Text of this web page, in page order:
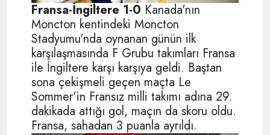
Fransa-İngiltere 1-0 Kanada'nın
Moncton kentindeki Moncton
Stadyumu'nda oynanan günün ilk
karşılaşmasında F Grubu takımları Fransa
ile İngiltere karşı karşıya geldi. Baştan
sona çekişmeli geçen maçta Le
Sommer'in Fransız milli takımı adına 29.
dakikada attığı gol, maçın da skoru oldu.
Fransa, sahadan 3 puanla ayrıldı.